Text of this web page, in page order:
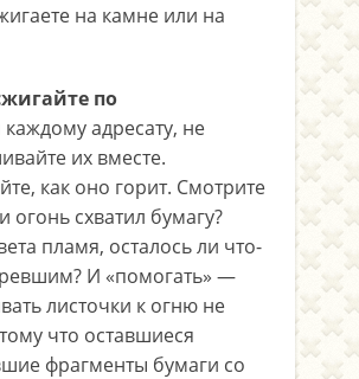
на камне или на
по
каждому адресату, не
их вместе.
как оно горит. Смотрите
огонь схватил бумагу?
пламя, осталось ли что-
И «помогать» —
листочки к огню не
что оставшиеся
фрагменты бумаги со